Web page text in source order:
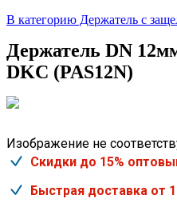
В категорию Держатель с
Держатель DN
DKC (PAS12N)
Изображение не
Скидки до 15%
Быстрая доставка от